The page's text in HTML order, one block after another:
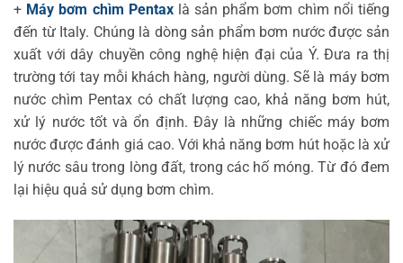
+ Máy bơm chìm Pentaxlà sản phẩm bơm chìm nổi tiếng
đến từ Italy. Chúng là dòng sản phẩm bơm nước được sản
xuất với dây chuyền công nghệ hiện đại của Ý. Đưa ra thị
trường tới tay mỗi khách hàng, người dùng. Sẽ là máy bơm
nước chìm Pentax có chất lượng cao, khả năng bơm hút,
xử lý nước tốt và ổn định. Đây là những chiếc máy bơm
nước được đánh giá cao. Với khả năng bơm hút hoặc là xử
lý nước sâu trong lòng đất, trong các hố móng. Từ đó đem
lại hiệu quả sử dụng bơm chìm.